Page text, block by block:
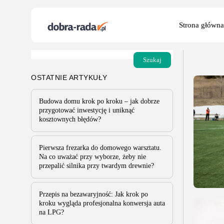
Strona główna
for:
Szukaj
OSTATNIE ARTYKUŁY
Budowa domu krok po kroku – jak dobrze
przygotować inwestycję i uniknąć
kosztownych błędów?
Pierwsza frezarka do domowego warsztatu.
Na co uważać przy wyborze, żeby nie
przepalić silnika przy twardym drewnie?
Przepis na bezawaryjność: Jak krok po
kroku wygląda profesjonalna konwersja auta
na LPG?